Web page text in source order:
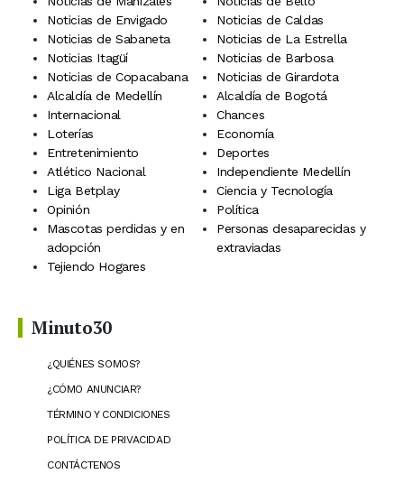
Noticias de Envigado
Noticias de Caldas
Noticias de Sabaneta
Noticias de La Estrella
Noticias Itagüí
Noticias de Barbosa
Noticias de Copacabana
Noticias de Girardota
Alcaldía de Medellín
Alcaldía de Bogotá
Internacional
Chances
Loterías
Economía
Entretenimiento
Deportes
Atlético Nacional
Independiente Medellín
Liga Betplay
Ciencia y Tecnología
Opinión
Política
Mascotas perdidas y en
adopción
Personas desaparecidas y
extraviadas
Tejiendo Hogares
Minuto30
¿QUIÉNES SOMOS?
¿CÓMO ANUNCIAR?
TÉRMINO Y CONDICIONES
POLÍTICA DE PRIVACIDAD
CONTÁCTENOS